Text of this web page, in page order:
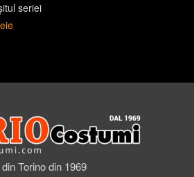
seriei
Torino din 1969